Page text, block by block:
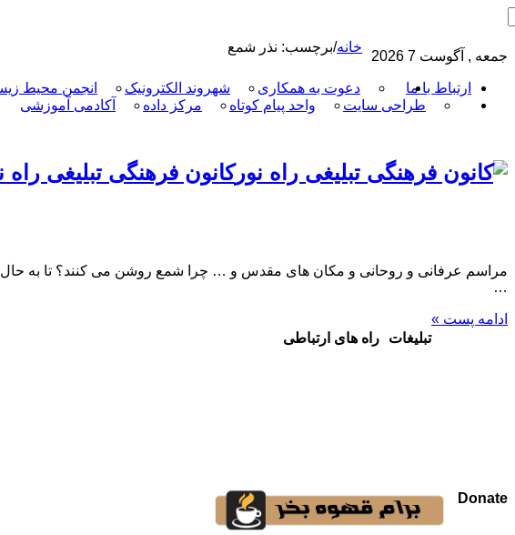
جمعه , آگوست 7 2026
ارتباط با ما دعوت به همکاری شهروند الکترونیک انجمن محیط
طراحی سایت واحد پیام کوتاه مرکز داده آکادمی آموزشی
کانون فرهنگی تبلیغی
خانه/برچسب: نذر شمع
مراسم عرفانی و روحانی و مکان های مقدس و … چرا شمع روشن می کنند؟ تا به حال
…
ادامه پست »
تبلیغات
راه های ارتباطی
Donate